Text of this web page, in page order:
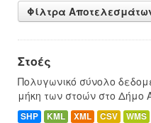
Φίλτρα
Στοές
Πολυγωνικό σύνολο
μήκη των στοών στο Δήμο
SHP KML XML CSV WMS